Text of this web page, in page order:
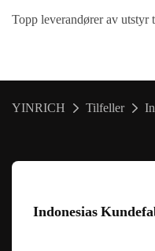
Topp leverandører av
YINRICH Tilfeller
Indonesias